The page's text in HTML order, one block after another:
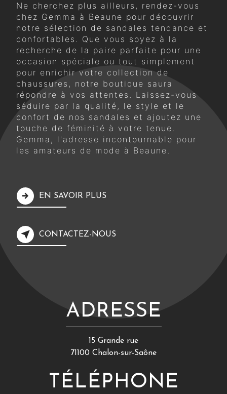
Ne cherchez plus ailleurs, rendez-vous
chez Gemma à Beaune pour découvrir
notre sélection de sandales tendance et
confortables. Que vous soyez à la
recherche de la paire parfaite pour une
occasion spéciale ou tout simplement
pour enrichir votre collection de
chaussures, notre boutique saura
répondre à vos attentes. Laissez-vous
séduire par la qualité, le style et le
confort de nos sandales et ajoutez une
touche de féminité à votre tenue.
Gemma, l'adresse incontournable pour
les amateurs de mode à Beaune.
EN SAVOIR PLUS
CONTACTEZ-NOUS
ADRESSE
15 Grande rue
71100 Chalon-sur-Saône
TÉLÉPHONE